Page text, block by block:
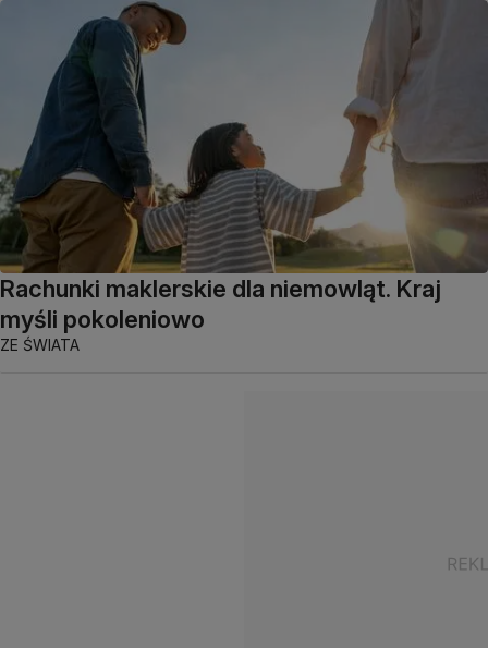
Rachunki maklerskie dla niemowląt. Kraj
myśli pokoleniowo
ZE ŚWIATA